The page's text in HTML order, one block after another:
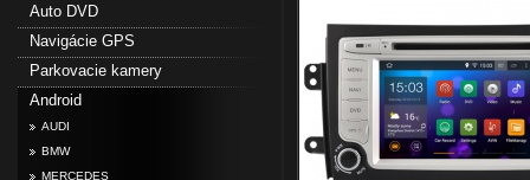
Auto DVD
Navigácie GPS
Parkovacie kamery
Android
AUDI
BMW
MERCEDES